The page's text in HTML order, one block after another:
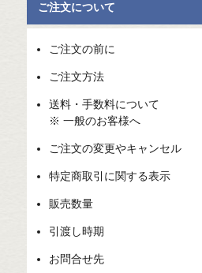
ご注文について
ご注文の前に
ご注文方法
送料・手数料について
※ 一般のお客様へ
ご注文の変更やキャンセル
特定商取引に関する表示
販売数量
引渡し時期
お問合せ先